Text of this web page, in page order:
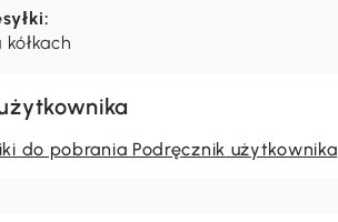
do pobrania Podręcznik użytkownika